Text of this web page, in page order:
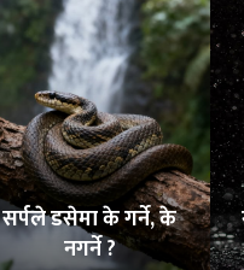
सर्पले डसेमा के गर्ने, के
नगर्ने ?